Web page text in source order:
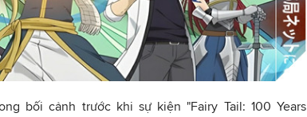
bối cảnh trước khi sự kiện "Fairy Tail: 100 Years